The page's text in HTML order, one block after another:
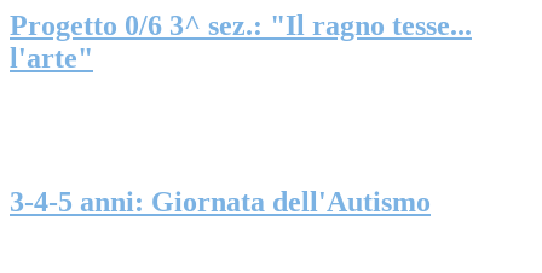
Progetto 0/6 3^ sez.: "Il ragno tesse...
l'arte"
3-4-5 anni: Giornata dell'Autismo